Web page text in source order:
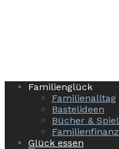
Familienglück
Familienalltag
Bastelideen
Bücher &
Glück essen